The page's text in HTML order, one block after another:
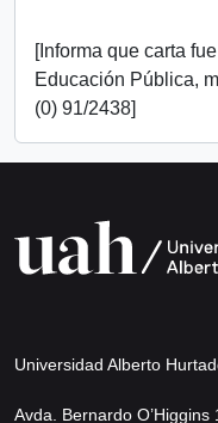
[Informa que carta
Educación Pública,
(0) 91/2438]
Universidad Alberto
Avda. Bernardo O’Higgins